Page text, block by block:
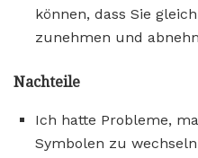
können, dass Sie
zunehmen und
Nachteile
Ich hatte Probleme,
Symbolen zu